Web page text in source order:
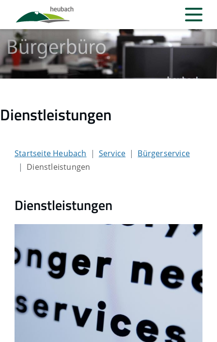
Dienstleistungen
Startseite Heubach Service
Bürgerservice
Dienstleistungen
Dienstleistungen